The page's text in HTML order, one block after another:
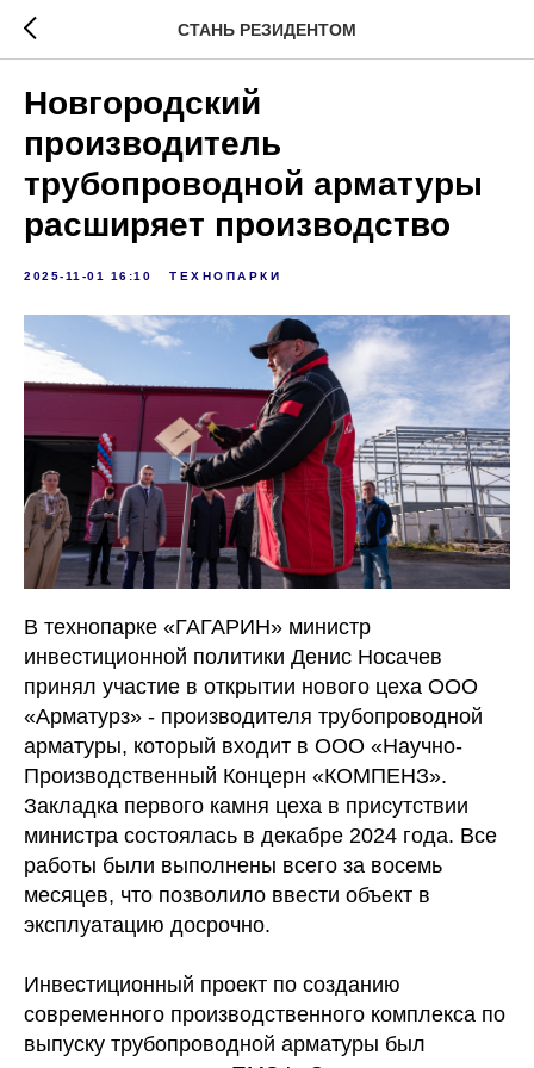
СТАНЬ РЕЗИДЕНТОМ
Новгородский
производитель
трубопроводной арматуры
расширяет производство
2025-11-01 16:10 ТЕХНОПАРКИ
В технопарке «ГАГАРИН» министр
инвестиционной политики Денис Носачев
принял участие в открытии нового цеха ООО
«Арматурз» - производителя трубопроводной
арматуры, который входит в ООО «Научно-
Производственный Концерн «КОМПЕНЗ».
Закладка первого камня цеха в присутствии
министра состоялась в декабре 2024 года. Все
работы были выполнены всего за восемь
месяцев, что позволило ввести объект в
эксплуатацию досрочно.
Инвестиционный проект по созданию
современного производственного комплекса по
выпуску трубопроводной арматуры был